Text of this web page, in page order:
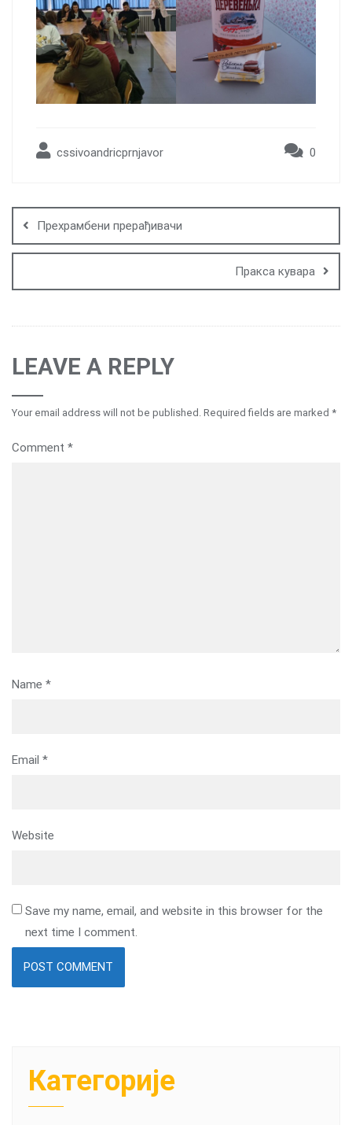
cssivoandricprnjavor 0
navigation
Прехрамбени прерађивачи
Пракса кувара
LEAVE A REPLY
Your email address will not be published. Required fields are marked *
Comment *
Name *
Email *
Website
Save my name, email, and website in this browser for the
next time I comment.
Категорије